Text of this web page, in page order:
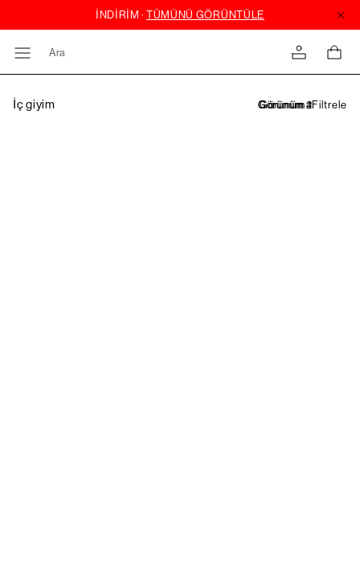
Ara
İç giyim Filtrele